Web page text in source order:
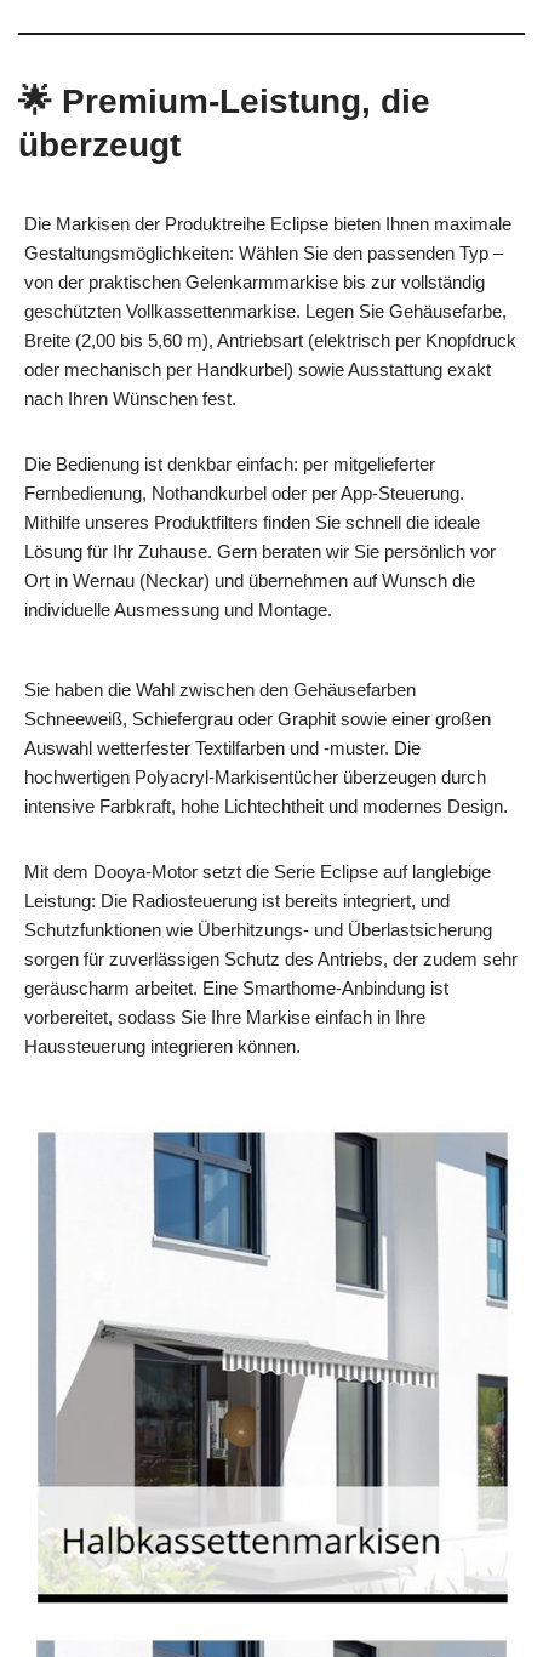
🌟 Premium-Leistung, die
überzeugt
Die Markisen der Produktreihe Eclipse bieten Ihnen maximale
Gestaltungsmöglichkeiten: Wählen Sie den passenden Typ –
von der praktischen Gelenkarmmarkise bis zur vollständig
geschützten Vollkassettenmarkise. Legen Sie Gehäusefarbe,
Breite (2,00 bis 5,60 m), Antriebsart (elektrisch per Knopfdruck
oder mechanisch per Handkurbel) sowie Ausstattung exakt
nach Ihren Wünschen fest.
Die Bedienung ist denkbar einfach: per mitgelieferter
Fernbedienung, Nothandkurbel oder per App-Steuerung.
Mithilfe unseres Produktfilters finden Sie schnell die ideale
Lösung für Ihr Zuhause. Gern beraten wir Sie persönlich vor
Ort in Wernau (Neckar) und übernehmen auf Wunsch die
individuelle Ausmessung und Montage.
Sie haben die Wahl zwischen den Gehäusefarben
Schneeweiß, Schiefergrau oder Graphit sowie einer großen
Auswahl wetterfester Textilfarben und -muster. Die
hochwertigen Polyacryl-Markisentücher überzeugen durch
intensive Farbkraft, hohe Lichtechtheit und modernes Design.
Mit dem Dooya-Motor setzt die Serie Eclipse auf langlebige
Leistung: Die Radiosteuerung ist bereits integriert, und
Schutzfunktionen wie Überhitzungs- und Überlastsicherung
sorgen für zuverlässigen Schutz des Antriebs, der zudem sehr
geräuscharm arbeitet. Eine Smarthome-Anbindung ist
vorbereitet, sodass Sie Ihre Markise einfach in Ihre
Haussteuerung integrieren können.